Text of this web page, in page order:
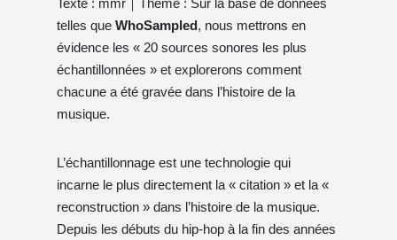
telles que WhoSampled, nous mettrons en
évidence les « 20 sources sonores les plus
échantillonnées » et explorerons comment
chacune a été gravée dans l’histoire de la
musique.
L’échantillonnage est une technologie qui
incarne le plus directement la « citation » et la «
reconstruction » dans l’histoire de la musique.
Depuis les débuts du hip-hop à la fin des années